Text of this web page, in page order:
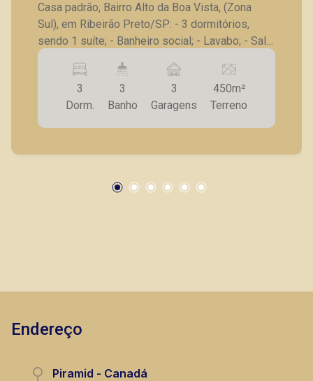
CORRETOR DE PLANTÃO
Fátima Spadaro
Casa padrão, Bairro Alto da Boa Vista, (Zona
Sul), em Ribeirão Preto/SP: - 3 dormitórios,
sendo 1 suíte; - Banheiro social; - Lavabo; - Sala
para 2 ambientes; - Cozinha; - Lavanderia; - 3
vagas de garagem. A Piramid tem como objetivo
atender seus clientes com agilidade e
segurança, em locação, vendas de imóveis
prontos, usados ou mesmo nos principais
3
Dorm.
3
Banho
3
Garagens
450m²
Terreno
Endereço
Piramid - Canadá